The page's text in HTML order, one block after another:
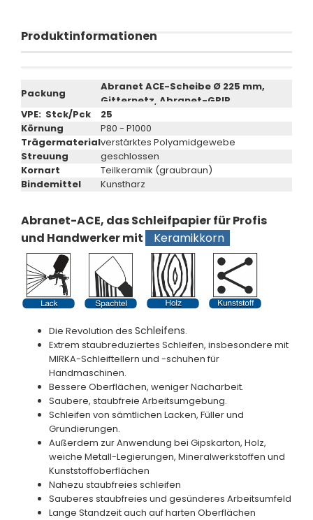
Produktinformationen
Packung
Abranet ACE-Scheibe Ø 225 mm,
Gitternetz, Abranet-GRIP
VPE: Stck/Pck
25
Körnung
P80 - P1000
Trägermaterialverstärktes Polyamidgewebe
Streuung
geschlossen
Kornart
Teilkeramik (graubraun)
Bindemittel
Kunstharz
Abranet-ACE, das Schleifpapier für Profis
und Handwerker mit
Keramikkorn
Die Revolution des Schleifens.
Extrem staubreduziertes Schleifen, insbesondere mit
MIRKA-Schleiftellern und -schuhen für
Handmaschinen.
Bessere Oberflächen, weniger Nacharbeit.
Saubere, staubfreie Arbeitsumgebung.
Schleifen von sämtlichen Lacken, Füller und
Grundierungen.
Außerdem zur Anwendung bei Gipskarton, Holz,
weiche Metall-Legierungen, Mineralwerkstoffen und
Kunststoffoberflächen
Nahezu staubfreies schleifen
Sauberes staubfreies und gesünderes Arbeitsumfeld
Lange Standzeit auch auf harten Oberflächen